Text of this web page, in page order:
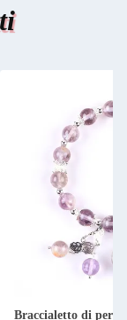
Braccialetto di